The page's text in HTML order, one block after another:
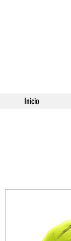
Inicio